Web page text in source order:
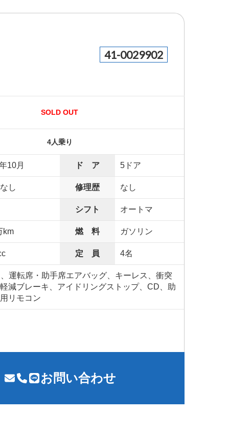
41-0029902
SOLD OUT
4人乗り
10月 ド ア 5ドア
し 修理歴 なし
シフト オートマ
km 燃 料 ガソリン
定 員 4名
運転席・助手席エアバッグ、キーレス、衝突
減ブレーキ、アイドリングストップ、CD、助
リモコン
お問い合わせ